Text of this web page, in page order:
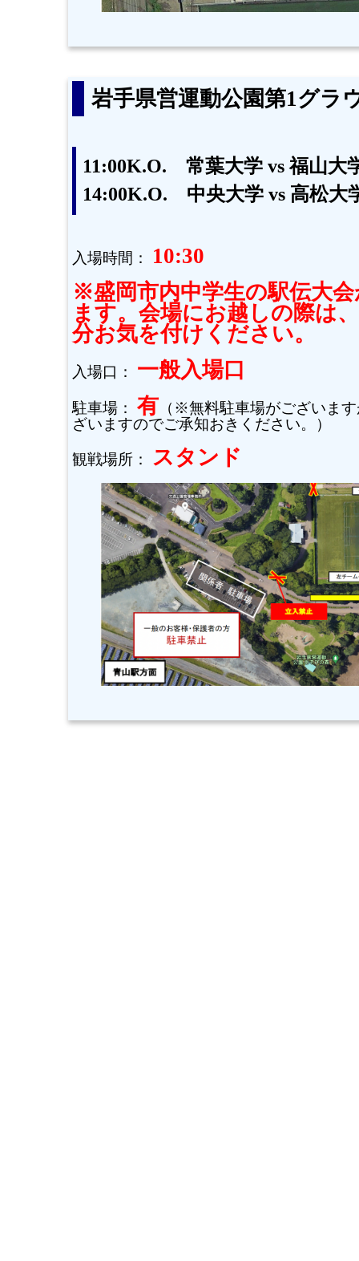
岩手県営運動公園第1グラ
11:00K.O. 常葉大学 vs 福山大
14:00K.O. 中央大学 vs 高松大
入場時間： 10:30
※盛岡市内中学生の駅伝大
ます。会場にお越しの際は
分お気を付けください。
入場口： 一般入場口
駐車場： 有 （※無料駐車場がございま
ざいますのでご承知おきください。）
観戦場所： スタンド